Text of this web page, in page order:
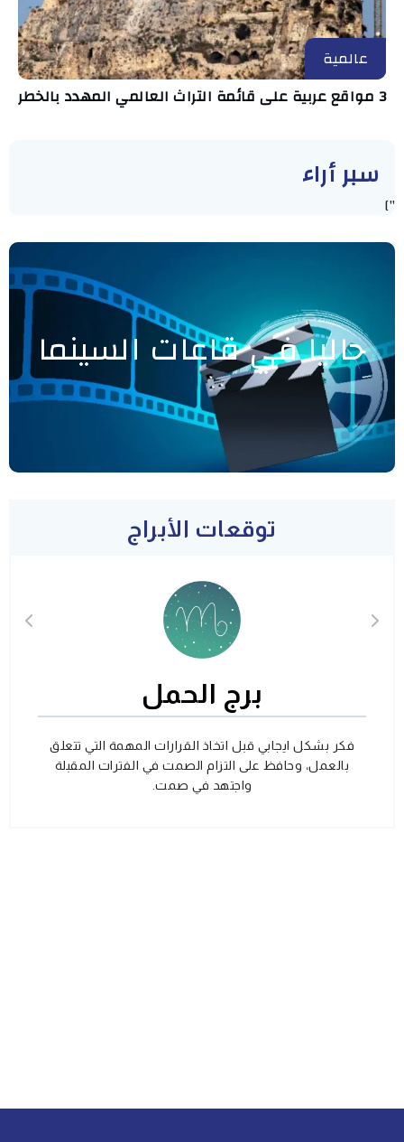
عالمية
3 مواقع عربية على قائمة التراث العالمي المهدد بالخطر
سبر أراء
"]
حاليا في قاعات السينما
توقعات الأبراج
برج الحمل
فكر بشكل ايجابي قبل اتخاذ القرارات المهمة التي تتعلق
بالعمل، وحافظ على التزام الصمت في الفترات المقبلة
واجتهد في صمت.